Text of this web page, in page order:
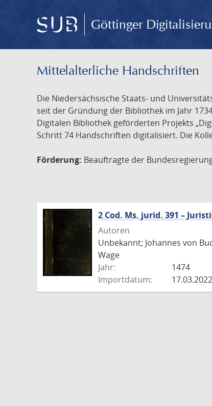
Göttinger
Mittelalterliche Handschriften
Die Niedersächsische Staats- und
seit der Gründung der Bibliothek im Jahr
Digitalen Bibliothek geförderten Projekts
Schritt 74 Handschriften digitalisiert. Die
Förderung: Beauftragte der
2 Cod. Ms. jurid. 391 –
Autoren
Unbekannt; Johannes von
Wage
Jahr:
1474
Importdatum:
17.03.2022